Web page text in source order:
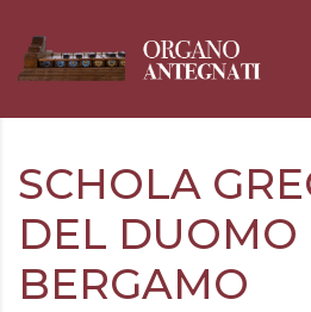
SCHOLA
DEL DUOMO
BERGAMO